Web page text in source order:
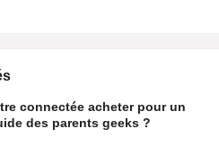
connectée acheter pour un
des parents geeks ?